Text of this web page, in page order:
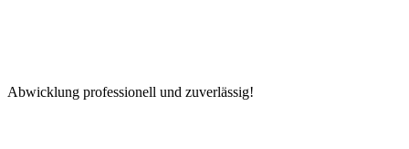
Abwicklung professionell und zuverlässig!